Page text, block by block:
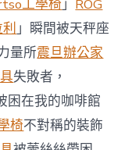
8
月
前
去
馬
國
與
柔
佛
工學椅」 ROG
」瞬間被天秤座
量所震旦辦公家
失敗者，
困在我的咖啡館
椅不對稱的裝飾